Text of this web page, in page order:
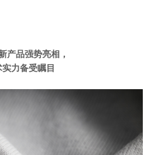
产品强势亮相，
力备受瞩目